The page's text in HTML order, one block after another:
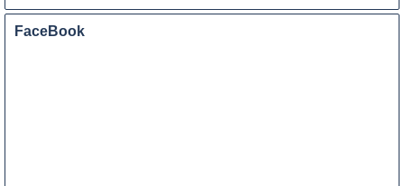
FaceBook